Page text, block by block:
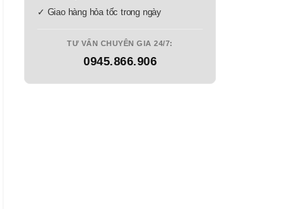
✓ Giao hàng hỏa tốc trong ngày
TƯ VẤN CHUYÊN GIA 24/7:
0945.866.906